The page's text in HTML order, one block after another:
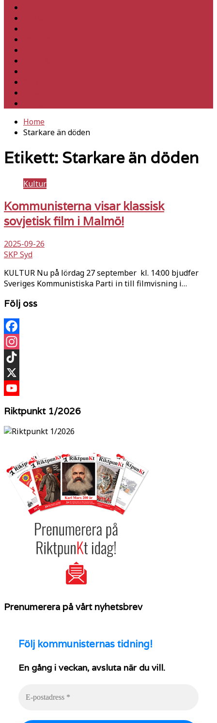
Home
Starkare än döden
Etikett: Starkare än döden
Kultur
Kommunisterna visar klassisk
sovjetisk film i Malmö!
2025-09-26
SKP Syd
KULTUR Nu på lördag 27 september kl. 14:00 bjudfer
Sveriges Kommunistiska Parti in till filmvisning i…
Följ oss
Facebook
Instagram
TikTok
X
Riktpunkt 1/2026
Prenumerera på vårt nyhetsbrev
Följ kommunisternas tidning!
En gång i veckan, avsluta när du vill.